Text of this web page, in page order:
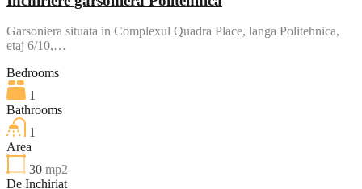
Garsoniera situata in Complexul Quadra Place, langa Politehnica,
etaj 6/10,…
Bedrooms
1
Bathrooms
1
Area
30 mp2
De Inchiriat